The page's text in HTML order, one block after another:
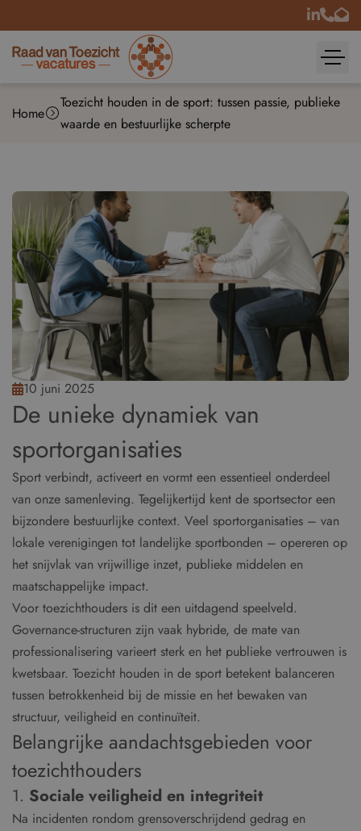
Home
Toezicht houden in de sport: tussen passie, publieke
waarde en bestuurlijke scherpte
10 juni 2025
De unieke dynamiek van
sportorganisaties
Sport verbindt, activeert en vormt een essentieel onderdeel
van onze samenleving. Tegelijkertijd kent de sportsector een
bijzondere bestuurlijke context. Veel sportorganisaties – van
lokale verenigingen tot landelijke sportbonden – opereren op
het snijvlak van vrijwillige inzet, publieke middelen en
maatschappelijke impact.
Voor toezichthouders is dit een uitdagend speelveld.
Governance-structuren zijn vaak hybride, de mate van
professionalisering varieert sterk en het publieke vertrouwen is
kwetsbaar. Toezicht houden in de sport betekent balanceren
tussen betrokkenheid bij de missie en het bewaken van
structuur, veiligheid en continuïteit.
Belangrijke aandachtsgebieden voor
toezichthouders
1. Sociale veiligheid en integriteit
Na incidenten rondom grensoverschrijdend gedrag en